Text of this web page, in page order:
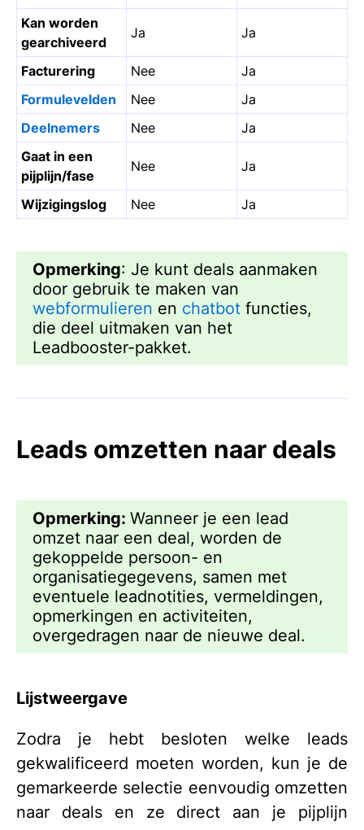
Kan worden
gearchiveerd
Ja Ja
Facturering Nee
Ja
Formulevelden
Nee
Ja
Deelnemers
Nee
Ja
Gaat in een
pijplijn/fase
Nee Ja
Wijzigingslog Nee Ja
Opmerking: Je kunt deals aanmaken
door gebruik te maken van
webformulieren en chatbot functies,
die deel uitmaken van het
Leadbooster-pakket.
Leads omzetten naar deals
Opmerking: Wanneer je een lead
omzet naar een deal, worden de
gekoppelde persoon- en
organisatiegegevens, samen met
eventuele leadnotities, vermeldingen,
opmerkingen en activiteiten,
overgedragen naar de nieuwe deal.
Lijstweergave
Zodra je hebt besloten welke leads
gekwalificeerd moeten worden, kun je de
gemarkeerde selectie eenvoudig omzetten
naar deals en ze direct aan je pijplijn